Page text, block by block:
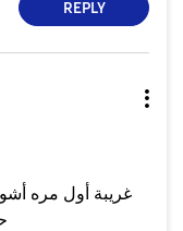
REPLY
غريبة أول مره